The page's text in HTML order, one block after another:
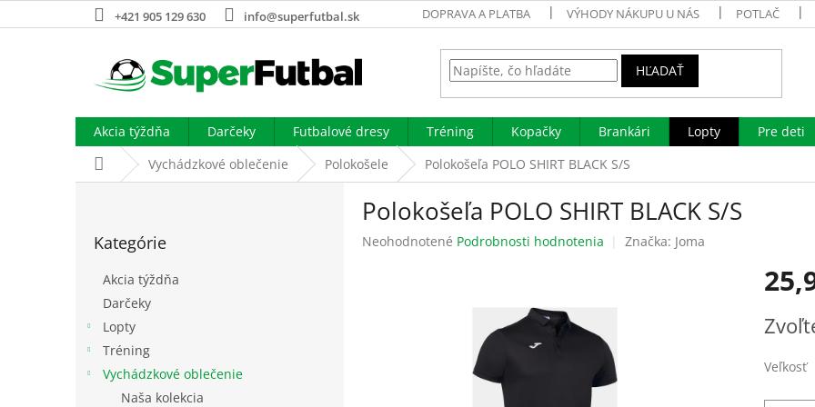
na
+421 905 129 630 info@superfutbal.sk DOPRAVA A PLATBA VÝHODY NÁKUPU U NÁS POTLAČ
HĽADAŤ
Akcia týždňa Darčeky Futbalové dresy Tréning Kopačky Brankári Lopty Pre deti
DomovVychádzkové oblečenie Polokošele Polokošeľa POLO SHIRT BLACK S/S
kategórie
Kategórie
Akcia týždňa
Darčeky
Lopty
Tréning
Vychádzkové oblečenie
Naša kolekcia
Polokošeľa POLO SHIRT BLACK S/S
Priemerné
Neohodnotené Podrobnosti hodnotenia Značka: Joma
cena:
Veľkosť